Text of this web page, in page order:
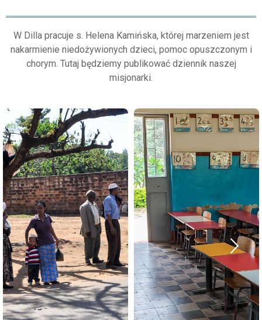
W Dilla pracuje s. Helena Kamińska, której marzeniem jest
nakarmienie niedożywionych dzieci, pomoc opuszczonym i
chorym. Tutaj będziemy publikować dziennik naszej
misjonarki.
Rząd zamknął
wszystkie biura. Teraz
obowiązuje praca z
domu. Są podejrzenia,
ktoś może być
zakażony, ale nie ma
testów. Najbliżej testy
robią w Awasie, około
100 km od nas. Nasi
pracownicy pozostaną
w domu, za wyjątkiem
pracowników kliniki.
Musimy dawać ludziom
jednak przychodzą.
Osoby z profilu
krawieckiego uszyły
i doszyli gumki, żeby
zakładać je na uszy.
Niestety na razie na
misji, nie widać nikogo
kto, by zakładał tę
maskę. A w mieście
tylko niektórzy chodzą
w maseczkach. Bardzo
mało osób. Jakoś to
jeszcze nie dociera do
ludzi, pomimo że rząd
chce przeznaczyć
dodatkowy budżet na